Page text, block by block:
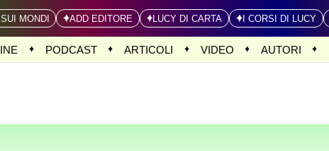
MONDI ADD EDITORE LUCY DI CARTA I CORSI DI LUCY
PODCAST ARTICOLI VIDEO AUTORI